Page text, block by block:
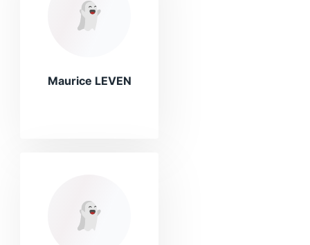
Maurice LEVEN